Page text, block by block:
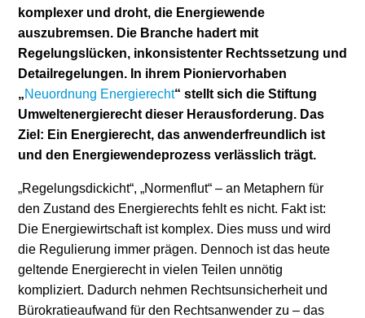
komplexer und droht, die Energiewende
auszubremsen. Die Branche hadert mit
Regelungslücken, inkonsistenter Rechtssetzung und
Detailregelungen. In ihrem Pioniervorhaben
„Neuordnung Energierecht“ stellt sich die Stiftung
Umweltenergierecht dieser Herausforderung. Das
Ziel: Ein Energierecht, das anwenderfreundlich ist
und den Energiewendeprozess verlässlich trägt.
„Regelungsdickicht“, „Normenflut“ – an Metaphern für
den Zustand des Energierechts fehlt es nicht. Fakt ist:
Die Energiewirtschaft ist komplex. Dies muss und wird
die Regulierung immer prägen. Dennoch ist das heute
geltende Energierecht in vielen Teilen unnötig
kompliziert. Dadurch nehmen Rechtsunsicherheit und
Bürokratieaufwand für den Rechtsanwender zu – das